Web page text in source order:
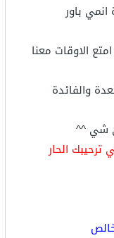
انمي باور
الاوقات معنا
والفائدة
شي ^^
الحار